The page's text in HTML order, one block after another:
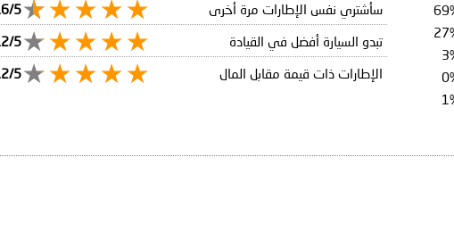
سأشتري نفس الإطارات مرة أخرى
5
تبدو السيارة أفضل في القيادة
5
الإطارات ذات قيمة مقابل المال
5